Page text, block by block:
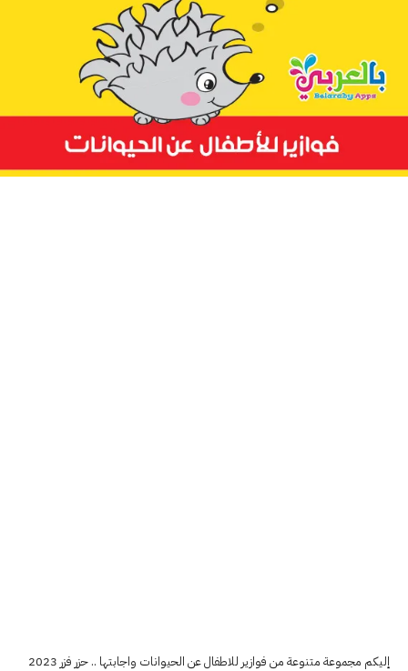
إليكم مجموعة متنوعة من فوازير للاطفال عن الحيوانات واجابتها .. حزر فزر 2023